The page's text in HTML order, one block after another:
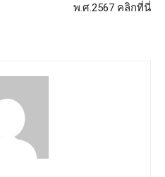
พ.ศ.2567 คลิกที่นี่